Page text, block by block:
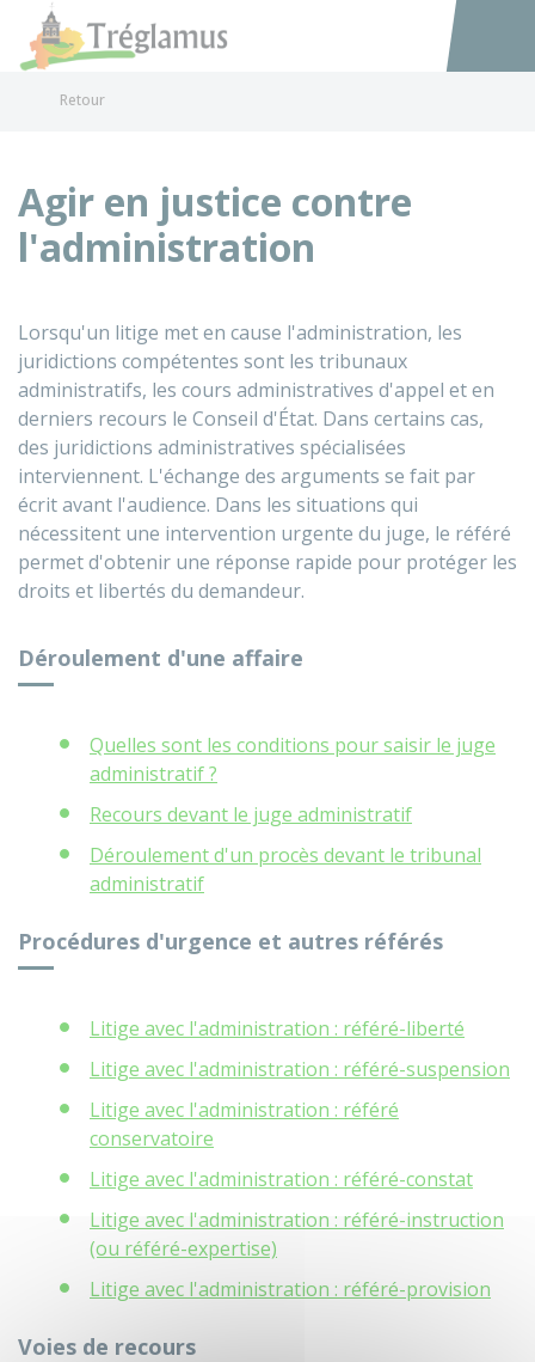
Accéder
Retour
Agir en justice contre
l'administration
Lorsqu'un litige met en cause l'administration, les
juridictions compétentes sont les tribunaux
administratifs, les cours administratives d'appel et en
derniers recours le Conseil d'État. Dans certains cas,
des juridictions administratives spécialisées
interviennent. L'échange des arguments se fait par
écrit avant l'audience. Dans les situations qui
nécessitent une intervention urgente du juge, le référé
permet d'obtenir une réponse rapide pour protéger les
droits et libertés du demandeur.
Déroulement d'une affaire
Quelles sont les conditions pour saisir le juge
administratif ?
Recours devant le juge administratif
Déroulement d'un procès devant le tribunal
administratif
Procédures d'urgence et autres référés
Litige avec l'administration : référé-liberté
Litige avec l'administration : référé-suspension
Litige avec l'administration : référé
conservatoire
Litige avec l'administration : référé-constat
Litige avec l'administration : référé-instruction
(ou référé-expertise)
Litige avec l'administration : référé-provision
Voies de recours